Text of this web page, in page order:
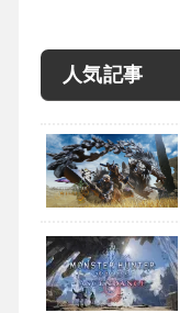
人気記事